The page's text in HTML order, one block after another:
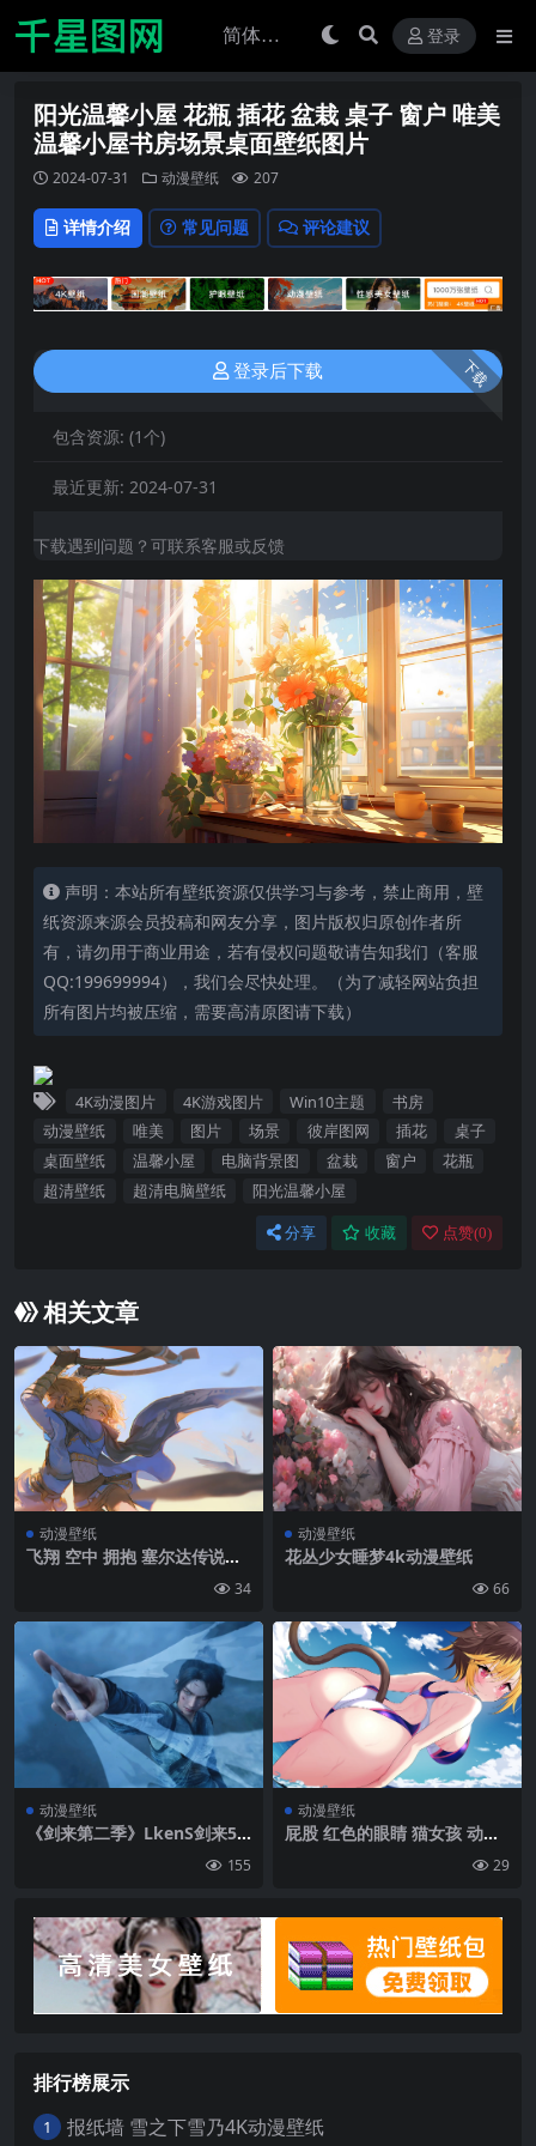
登录
阳光温馨小屋 花瓶 插花 盆栽 桌子 窗户 唯美
温馨小屋书房场景桌面壁纸图片
2024-07-31 动漫壁纸 207
详情介绍 常见问题 评论建议
下载
登录后下载
包含资源: (1个)
最近更新: 2024-07-31
下载遇到问题？可联系客服或反馈
声明：本站所有壁纸资源仅供学习与参考，禁止商用，壁
纸资源来源会员投稿和网友分享，图片版权归原创作者所
有，请勿用于商业用途，若有侵权问题敬请告知我们（客服
QQ:199699994），我们会尽快处理。（为了减轻网站负担
所有图片均被压缩，需要高清原图请下载）
4K动漫图片 4K游戏图片 Win10主题
书房
动漫壁纸
唯美 图片 场景 彼岸图网 插花
桌子
桌面壁纸
温馨小屋 电脑背景图 盆栽 窗户
花瓶
超清壁纸
超清电脑壁纸 阳光温馨小屋
分享 收藏 点赞(0)
相关文章
动漫壁纸
飞翔 空中 拥抱 塞尔达传说高
34
动漫壁纸
花丛少女睡梦4k动漫壁纸
66
动漫壁纸
《剑来第二季》LkenS剑来5K
155
动漫壁纸
屁股 红色的眼睛 猫女孩 动漫
在水里 猫耳朵 猫尾巴| 400029
排行榜展示
1 报纸墙 雪之下雪乃4K动漫壁纸